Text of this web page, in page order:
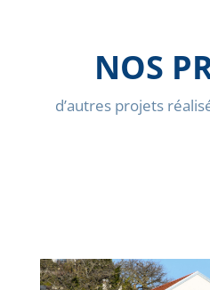
NOS
d’autres projets